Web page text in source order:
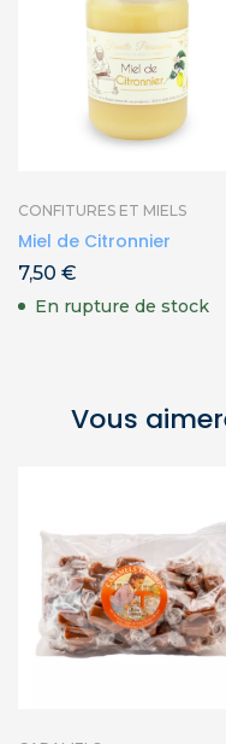
CONFITURES ET MIELS
Miel de Citronnier
7,50 €
En rupture de stock
Vous